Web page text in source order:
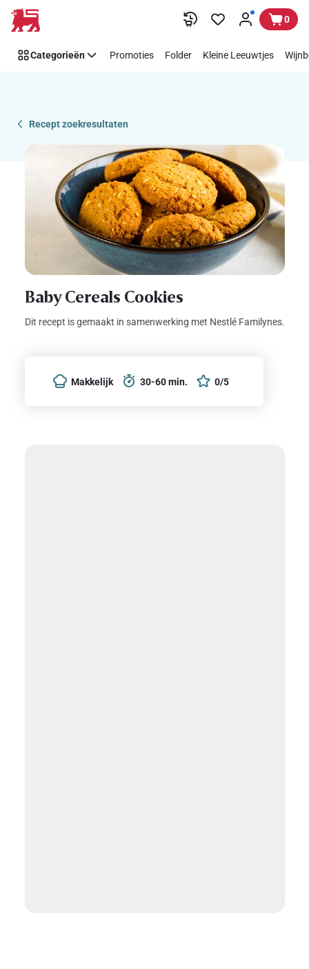
Overslaan
Recipe
Details
0
Categorieën Promoties Folder Kleine Leeuwtjes
Recept zoekresultaten
Baby Cereals Cookies
Dit recept is gemaakt in samenwerking met Nestlé Familynes.
Makkelijk 30-60 min. 0/5